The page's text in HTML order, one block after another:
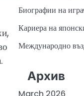
Биографии на
Кариера на
Международно
Архив